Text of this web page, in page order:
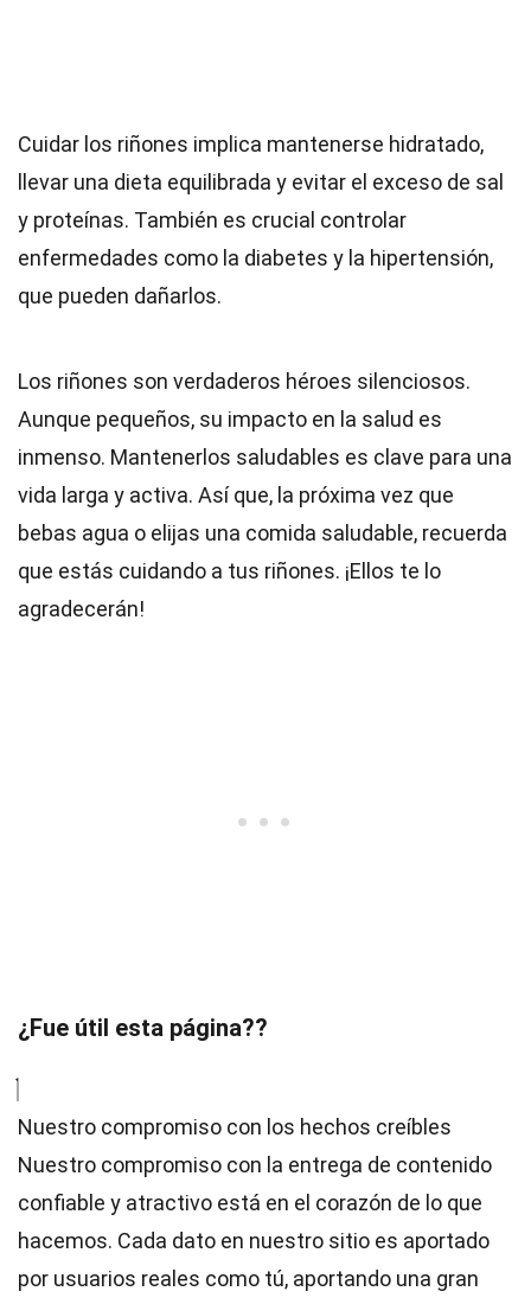
Cuidar los riñones implica mantenerse hidratado,
llevar una dieta equilibrada y evitar el exceso de sal
y proteínas. También es crucial controlar
enfermedades como la diabetes y la hipertensión,
que pueden dañarlos.
Los riñones son verdaderos héroes silenciosos.
Aunque pequeños, su impacto en la salud es
inmenso. Mantenerlos saludables es clave para una
vida larga y activa. Así que, la próxima vez que
bebas agua o elijas una comida saludable, recuerda
que estás cuidando a tus riñones. ¡Ellos te lo
agradecerán!
¿Fue útil esta página??
Nuestro compromiso con los hechos creíbles
Nuestro compromiso con la entrega de contenido
confiable y atractivo está en el corazón de lo que
hacemos. Cada dato en nuestro sitio es aportado
por usuarios reales como tú, aportando una gran